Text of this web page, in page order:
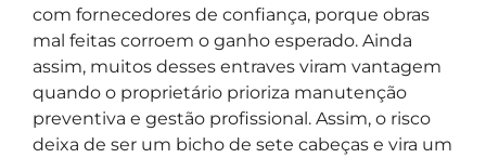
com fornecedores de confiança, porque obras
mal feitas corroem o ganho esperado. Ainda
assim, muitos desses entraves viram vantagem
quando o proprietário prioriza manutenção
preventiva e gestão profissional. Assim, o risco
deixa de ser um bicho de sete cabeças e vira um